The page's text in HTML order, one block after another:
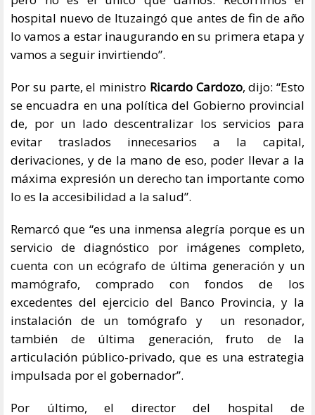
hospital nuevo de Ituzaingó que antes de fin de año
lo vamos a estar inaugurando en su primera etapa y
vamos a seguir invirtiendo”.
Por su parte, el ministro Ricardo Cardozo, dijo: “Esto
se encuadra en una política del Gobierno provincial
de, por un lado descentralizar los servicios para
evitar traslados innecesarios a la capital,
derivaciones, y de la mano de eso, poder llevar a la
máxima expresión un derecho tan importante como
lo es la accesibilidad a la salud”.
Remarcó que “es una inmensa alegría porque es un
servicio de diagnóstico por imágenes completo,
cuenta con un ecógrafo de última generación y un
mamógrafo, comprado con fondos de los
excedentes del ejercicio del Banco Provincia, y la
instalación de un tomógrafo y un resonador,
también de última generación, fruto de la
articulación público-privado, que es una estrategia
impulsada por el gobernador”.
Por último, el director del hospital de